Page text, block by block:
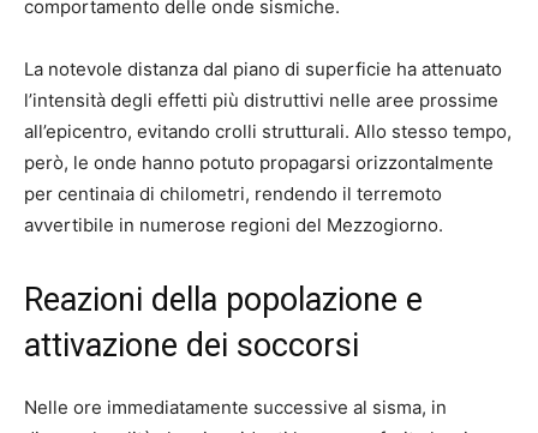
comportamento delle onde sismiche.
La notevole distanza dal piano di superficie ha attenuato
l’intensità degli effetti più distruttivi nelle aree prossime
all’epicentro, evitando crolli strutturali. Allo stesso tempo,
però, le onde hanno potuto propagarsi orizzontalmente
per centinaia di chilometri, rendendo il terremoto
avvertibile in numerose regioni del Mezzogiorno.
Reazioni della popolazione e
attivazione dei soccorsi
Nelle ore immediatamente successive al sisma, in